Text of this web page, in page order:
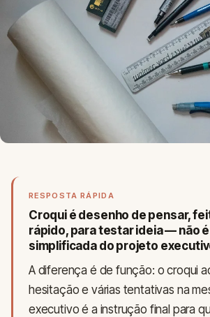
RESPOSTA RÁPIDA
Croqui é desenho de pensar,
rápido, para testar ideia — não
simplificada do projeto
A diferença é de função: o croqui
hesitação e várias tentativas na
executivo é a instrução final para